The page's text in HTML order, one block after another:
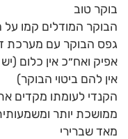
בוקר טוב
הבוקר המודלים קמו
גפס הבוקר עם מערכת
אפיק ואח״כ אין כלום
אין להם ביטוי הבוקר)
הקנדי לעומתו מקדים
ממושכת יותר
מאד שברירי